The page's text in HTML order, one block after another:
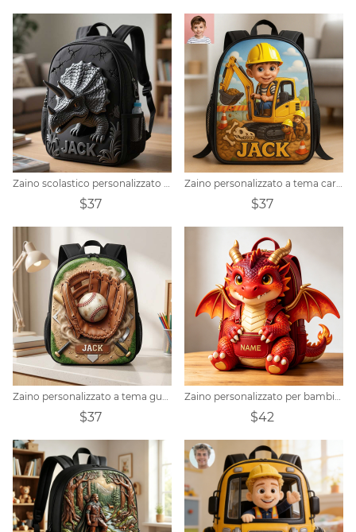
Zaino scolastico personalizzato per bambini con tema dinosauro Triceratopo
$37
Zaino personalizzato a tema cartone animato per escavatori
$37
Zaino personalizzato a tema guantone da baseball
$37
Zaino personalizzato per bambini con drago fantasy e nome
$42